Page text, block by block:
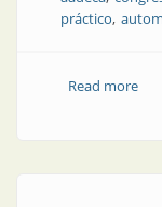
práctico
Read more